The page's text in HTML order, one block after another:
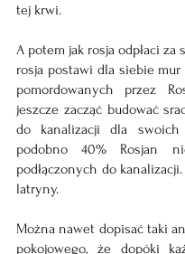
tej krwi.
A potem jak rosja odpłaci za
rosja postawi dla siebie mur
pomordowanych przez
jeszcze zacząć budować
do kanalizacji dla
podobno 40% Rosjan
podłączonych do
latryny.
Można nawet dopisać taki
pokojowego, że dopóki